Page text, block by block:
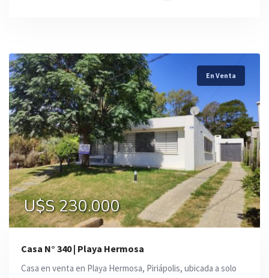
En Venta
U$S 230.000
Casa N° 340 | Playa Hermosa
Casa en venta en Playa Hermosa, Piriápolis, ubicada a solo